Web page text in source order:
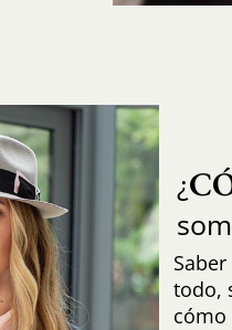
¿
todo,
cómo